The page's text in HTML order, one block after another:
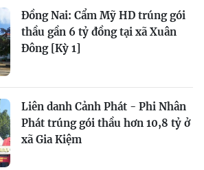
Đồng Nai: Cẩm Mỹ HD trúng gói
thầu gần 6 tỷ đồng tại xã Xuân
Đông [Kỳ 1]
Liên danh Cảnh Phát - Phi Nhân
Phát trúng gói thầu hơn 10,8 tỷ ở
xã Gia Kiệm